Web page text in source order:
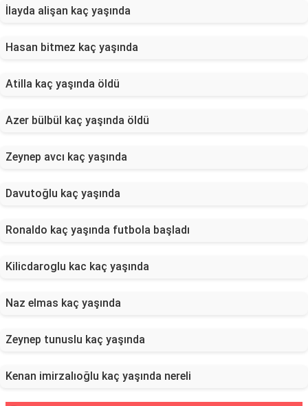
İlayda alişan kaç yaşında
Hasan bitmez kaç yaşında
Atilla kaç yaşında öldü
Azer bülbül kaç yaşında öldü
Zeynep avcı kaç yaşında
Davutoğlu kaç yaşında
Ronaldo kaç yaşında futbola başladı
Kilicdaroglu kac kaç yaşında
Naz elmas kaç yaşında
Zeynep tunuslu kaç yaşında
Kenan imirzalıoğlu kaç yaşında nereli